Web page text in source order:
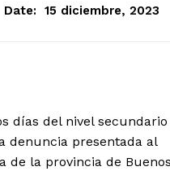
Date: 15 diciembre, 2023
días del nivel
denuncia presentada al
de la provincia de